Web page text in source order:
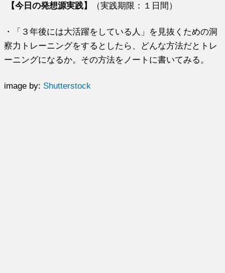
【今日の発想源実践】 （実践期限：１日間）
・「３年後には大活躍をしている人」を見抜くための洞
察力トレーニングをするとしたら、どんな方法だとトレ
ーニングになるか。その方法をノートに書いてみる。
image by: Shutterstock